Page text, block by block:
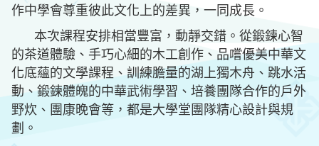
作中學會尊重彼此文化上的差異，一同成長。
本次課程安排相當豐富，動靜交錯。從鍛鍊心智
的茶道體驗、手巧心細的木工創作、品嚐優美中華文
化底蘊的文學課程、訓練膽量的湖上獨木舟、跳水活
動、鍛鍊體魄的中華武術學習、培養團隊合作的戶外
野炊、團康晚會等，都是大學堂團隊精心設計與規
劃。